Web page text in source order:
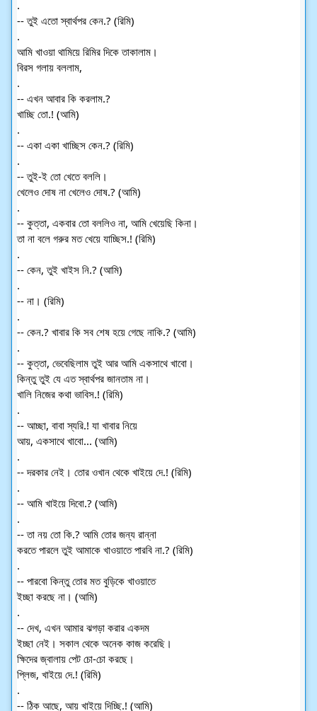
.
-- তুই এতো স্বার্থপর কেন.? (রিমি)
.
আমি খাওয়া থামিয়ে রিমির দিকে তাকালাম।
বিরস গলায় বললাম,
.
-- এখন আবার কি করলাম.?
খাচ্ছি তো.! (আমি)
.
-- একা একা খাচ্ছিস কেন.? (রিমি)
.
-- তুই-ই তো খেতে বললি।
খেলেও দোষ না খেলেও দোষ.? (আমি)
.
-- কুত্তা, একবার তো বললিও না, আমি খেয়েছি কিনা।
তা না বলে গরুর মত খেয়ে যাচ্ছিস.! (রিমি)
.
-- কেন, তুই খাইস নি.? (আমি)
.
-- না। (রিমি)
.
-- কেন.? খাবার কি সব শেষ হয়ে গেছে নাকি.? (আমি)
.
-- কুত্তা, ভেবেছিলাম তুই আর আমি একসাথে খাবো।
কিন্তু তুই যে এত স্বার্থপর জানতাম না।
খালি নিজের কথা ভাবিস.! (রিমি)
.
-- আচ্ছা, বাবা স্যরি.! যা খাবার নিয়ে
আয়, একসাথে খাবো... (আমি)
.
-- দরকার নেই। তোর ওখান থেকে খাইয়ে দে.! (রিমি)
.
-- আমি খাইয়ে দিবো.? (আমি)
.
-- তা নয় তো কি.? আমি তোর জন্য রান্না
করতে পারলে তুই আমাকে খাওয়াতে পারবি না.? (রিমি)
.
-- পারবো কিন্তু তোর মত বুড়িকে খাওয়াতে
ইচ্ছা করছে না। (আমি)
.
-- দেখ, এখন আমার ঝগড়া করার একদম
ইচ্ছা নেই। সকাল থেকে অনেক কাজ করেছি।
ক্ষিদের জ্বালায় পেট চো-চো করছে।
প্লিজ, খাইয়ে দে.! (রিমি)
.
-- ঠিক আছে, আয় খাইয়ে দিচ্ছি.! (আমি)